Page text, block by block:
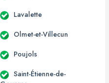
Lavalette
Olmet-et-Villecun
Poujols
Saint-Étienne-de-